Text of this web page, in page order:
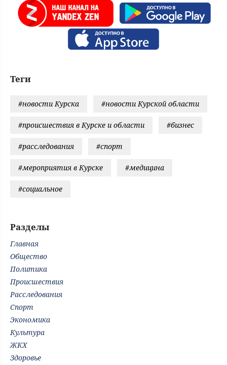
Теги
#новости Курска #новости Курской области
#происшествия в Курске и области #бизнес
#расследования #спорт
#мероприятия в Курске #медицина
#социальное
Разделы
Главная
Общество
Политика
Происшествия
Расследования
Спорт
Экономика
Культура
ЖКХ
Здоровье